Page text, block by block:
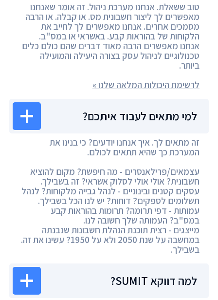
טוב ששאלת. אנחנו מערכת ניהול. זה אומר שאנחנו
מאפשרים לך ליצור חשבונית מס. או קבלה. או הרבה
מסמכים אחרים. אנחנו מאפשרים לך לחייב את
הלקוחות של בהוראות קבע. באשראי או במס"ב.
אנחנו מאפשרים הרבה מאוד דברים שהם כולם כלים
טכנולוגיים לניהול עסק בצורה היעילה והמועילה
ביותר.
לרשימת היכולות המלאה שלנו »
למי מתאים לעבוד איתכם?
זה מתאים לך. איך אנחנו יודעים? כי בנינו את
המערכת כך שהיא תתאים לכולם.
עצמאים/פרילאנסרים - מה חיפשת? מקום להוציא
חשבונית? אולי אולי לסלוק אשראי? זה בשבילך.
עסקים קטנים ובינוניים - לנהל גבייה מלקוחות? לנהל
תשלומים לספקים? דוחות? יש לנו הכל בשבילך.
עמותות - דפי תרומה? תרומות בהוראות קבע
במס"ב? העמותה שלך חשובה לנו.
מייצגים - רצית תוכנת הנהלת חשבונות שנבנתה
במחשבה על שנת 2050 ולא על 1950? עשינו את זה.
בשבילך.
למה דווקא SUMIT?